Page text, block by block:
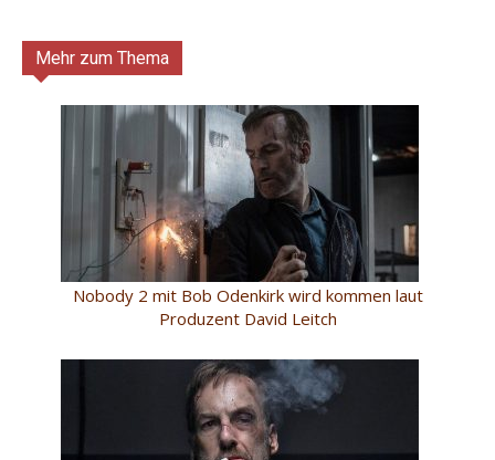
Mehr zum Thema
Nobody 2 mit Bob Odenkirk wird kommen laut
Produzent David Leitch